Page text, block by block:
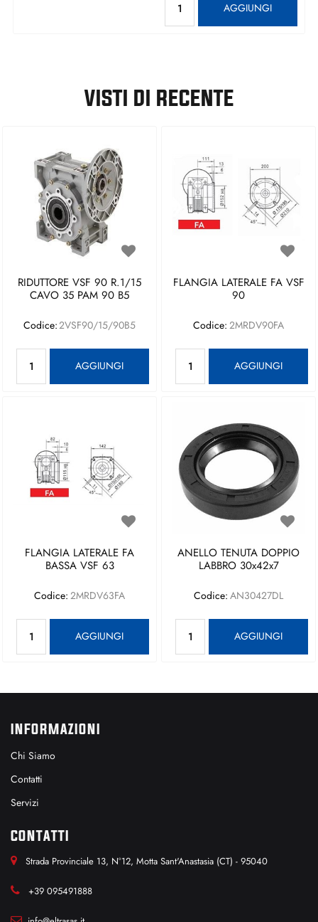
AGGIUNGI
VISTI DI RECENTE
RIDUTTORE VSF 90 R.1/15
CAVO 35 PAM 90 B5
Codice:2VSF90/15/90B5
AGGIUNGI
FLANGIA LATERALE FA VSF
90
Codice: 2MRDV90FA
AGGIUNGI
FLANGIA LATERALE FA
BASSA VSF 63
Codice: 2MRDV63FA
AGGIUNGI
ANELLO TENUTA DOPPIO
LABBRO 30x42x7
Codice: AN30427DL
AGGIUNGI
INFORMAZIONI
Chi Siamo
Contatti
Servizi
CONTATTI
Strada Provinciale 13, N°12, Motta Sant'Anastasia (CT) - 95040
+39 095491888